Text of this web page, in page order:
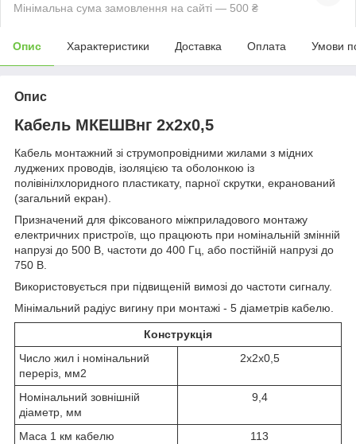
Мінімальна сума замовлення на сайті — 500 ₴
Опис Характеристики Доставка Оплата Умови
Опис
Кабель МКЕШВнг 2х2х0,5
Кабель монтажний зі струмопровідними жилами з мідних
луджених проводів, ізоляцією та оболонкою із
полівінілхлоридного пластикату, парної скрутки, екранований
(загальний екран).
Призначений для фіксованого міжприладового монтажу
електричних пристроїв, що працюють при номінальній змінній
напрузі до 500 В, частоти до 400 Гц, або постійній напрузі до
750 В.
Використовується при підвищеній вимозі до частоти сигналу.
Мінімальний радіус вигину при монтажі - 5 діаметрів кабелю.
Конструкція
Число жил і номінальний
переріз, мм2
2х2х0,5
Номінальний зовнішній
діаметр, мм
9,4
Маса 1 км кабелю
113